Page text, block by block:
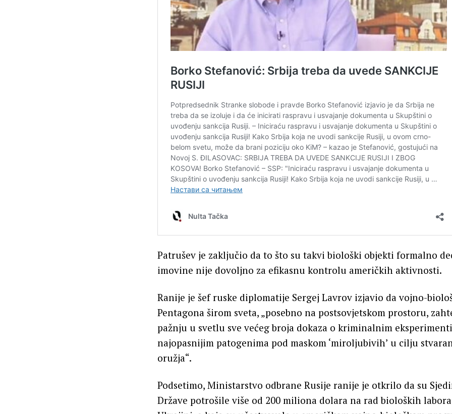
Patrušev je zaključio da to što su takvi biološki objekti formalno
imovine nije dovoljno za efikasnu kontrolu američkih aktivnosti.
Ranije je šef ruske diplomatije Sergej Lavrov izjavio da vojno-
Pentagona širom sveta, „posebno na postsovjetskom prostoru,
pažnju u svetlu sve većeg broja dokaza o kriminalnim
najopasnijim patogenima pod maskom ‘miroljubivih’ u cilju
oružja“.
Podsetimo, Ministarstvo odbrane Rusije ranije je otkrilo da su
Države potrošile više od 200 miliona dolara na rad bioloških